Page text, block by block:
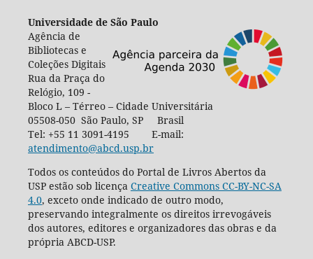
Universidade de São Paulo
Agência de
Bibliotecas e
Coleções Digitais
Rua da Praça do
Relógio, 109 -
Bloco L – Térreo – Cidade Universitária
05508-050 São Paulo, SP Brasil
Tel: +55 11 3091-4195 E-mail:
atendimento@abcd.usp.br
Todos os conteúdos do Portal de Livros Abertos da
USP estão sob licença Creative Commons CC-BY-NC-SA
4.0, exceto onde indicado de outro modo,
preservando integralmente os direitos irrevogáveis
dos autores, editores e organizadores das obras e da
própria ABCD-USP.